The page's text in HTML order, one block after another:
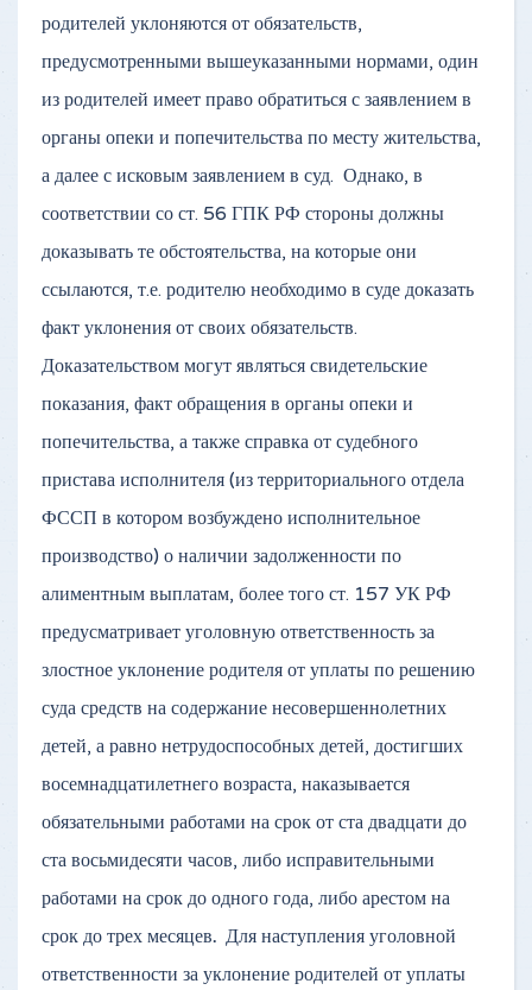
родителей уклоняются от обязательств,
предусмотренными вышеуказанными нормами, один
из родителей имеет право обратиться с заявлением в
органы опеки и попечительства по месту жительства,
а далее с исковым заявлением в суд. Однако, в
соответствии со ст. 56 ГПК РФ стороны должны
доказывать те обстоятельства, на которые они
ссылаются, т.е. родителю необходимо в суде доказать
факт уклонения от своих обязательств.
Доказательством могут являться свидетельские
показания, факт обращения в органы опеки и
попечительства, а также справка от судебного
пристава исполнителя (из территориального отдела
ФССП в котором возбуждено исполнительное
производство) о наличии задолженности по
алиментным выплатам, более того ст. 157 УК РФ
предусматривает уголовную ответственность за
злостное уклонение родителя от уплаты по решению
суда средств на содержание несовершеннолетних
детей, а равно нетрудоспособных детей, достигших
восемнадцатилетнего возраста, наказывается
обязательными работами на срок от ста двадцати до
ста восьмидесяти часов, либо исправительными
работами на срок до одного года, либо арестом на
срок до трех месяцев. Для наступления уголовной
ответственности за уклонение родителей от уплаты